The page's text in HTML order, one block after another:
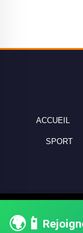
🌍📱
ACCUEIL
SPORT